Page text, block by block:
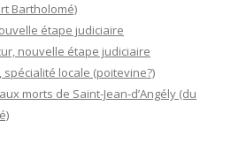
Bartholomé)
étape judiciaire
nouvelle étape judiciaire
spécialité locale (poitevine?)
morts de Saint-Jean-d’Angély (du